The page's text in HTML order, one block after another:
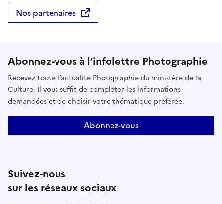
Nos partenaires
Abonnez-vous à l’infolettre Photographie
Recevez toute l’actualité Photographie du ministère de la
Culture. Il vous suffit de compléter les informations
demandées et de choisir votre thématique préférée.
Abonnez-vous
Suivez-nous
sur les réseaux sociaux